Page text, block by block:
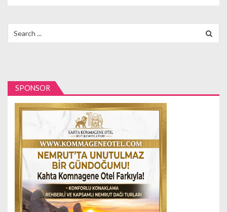
for:
SPONSOR